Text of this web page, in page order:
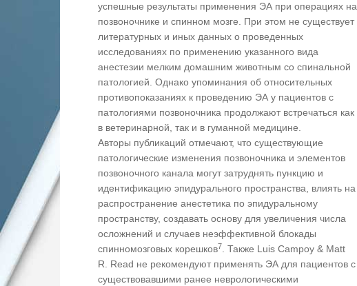
успешные результаты применения ЭА при операциях на
позвоночнике и спинном мозге. При этом не существует
литературных и иных данных о проведенных
исследованиях по применению указанного вида
анестезии мелким домашним животным со спинальной
патологией. Однако упоминания об относительных
противопоказаниях к проведению ЭА у пациентов с
патологиями позвоночника продолжают встречаться как
в ветеринарной, так и в гуманной медицине.
Авторы публикаций отмечают, что существующие
патологические изменения позвоночника и элементов
позвоночного канала могут затруднять пункцию и
идентификацию эпидурального пространства, влиять на
распространение анестетика по эпидуральному
пространству, создавать основу для увеличения числа
осложнений и случаев неэффективной блокады
спинномозговых корешков7
. Также Luis Campoy & Matt
R. Read не рекомендуют применять ЭА для пациентов с
существовавшими ранее неврологическими